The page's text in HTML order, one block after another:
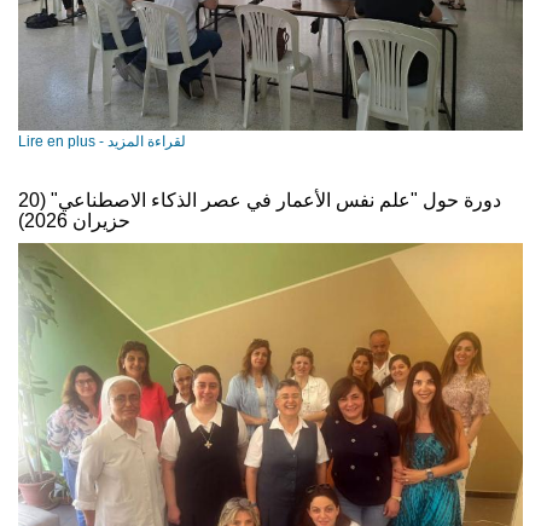
Lire en plus - لقراءة المزيد
دورة حول "علم نفس الأعمار في عصر الذكاء الاصطناعي" (20
حزيران 2026)